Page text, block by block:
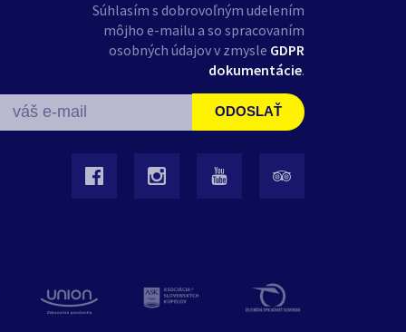
Súhlasím s dobrovoľným udelením
môjho e-mailu a so spracovaním
osobných údajov v zmysle GDPR
dokumentácie.
ODOSLAŤ